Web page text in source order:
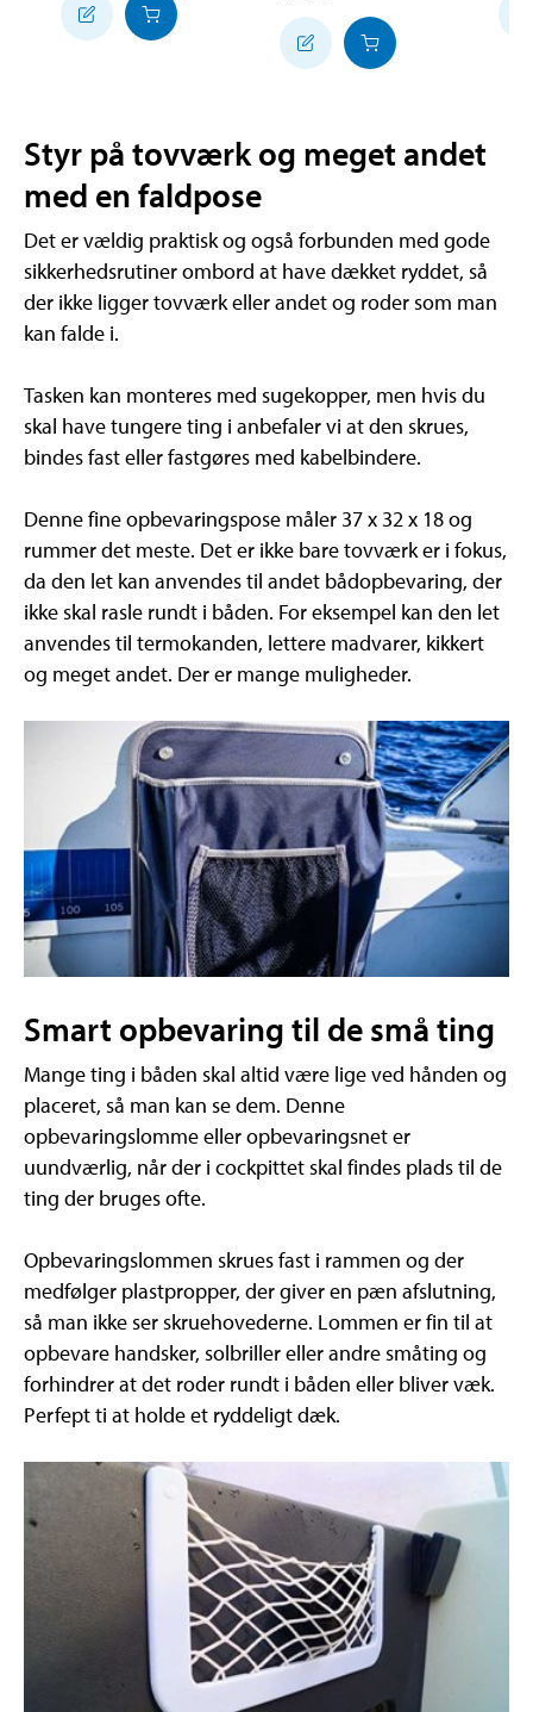
Styr på tovværk og meget andet
med en faldpose
Det er vældig praktisk og også forbunden med gode
sikkerhedsrutiner ombord at have dækket ryddet, så
der ikke ligger tovværk eller andet og roder som man
kan falde i.
Tasken kan monteres med sugekopper, men hvis du
skal have tungere ting i anbefaler vi at den skrues,
bindes fast eller fastgøres med kabelbindere.
Denne fine opbevaringspose måler 37 x 32 x 18 og
rummer det meste. Det er ikke bare tovværk er i fokus,
da den let kan anvendes til andet bådopbevaring, der
ikke skal rasle rundt i båden. For eksempel kan den let
anvendes til termokanden, lettere madvarer, kikkert
og meget andet. Der er mange muligheder.
Smart opbevaring til de små ting
Mange ting i båden skal altid være lige ved hånden og
placeret, så man kan se dem. Denne
opbevaringslomme eller opbevaringsnet er
uundværlig, når der i cockpittet skal findes plads til de
ting der bruges ofte.
Opbevaringslommen skrues fast i rammen og der
medfølger plastpropper, der giver en pæn afslutning,
så man ikke ser skruehovederne. Lommen er fin til at
opbevare handsker, solbriller eller andre småting og
forhindrer at det roder rundt i båden eller bliver væk.
Perfept ti at holde et ryddeligt dæk.